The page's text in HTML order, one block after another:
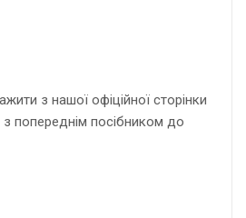
з нашої офіційної сторінки
попереднім посібником до